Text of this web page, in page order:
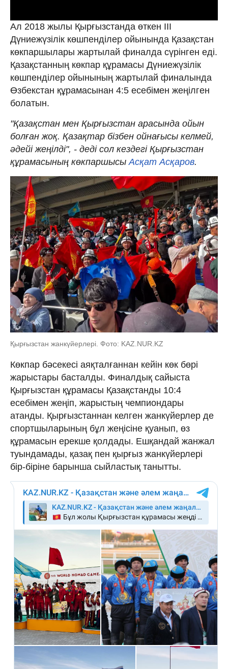
Ал 2018 жылы Қырғызстанда өткен III
Дүниежүзілік көшпенділер ойынында Қазақстан
көкпаршылары жартылай финалда сүрінген еді.
Қазақстанның көкпар құрамасы Дүниежүзілік
көшпенділер ойынының жартылай финалында
Өзбекстан құрамасынан 4:5 есебімен жеңілген
болатын.
"Қазақстан мен Қырғызстан арасында ойын
болған жоқ. Қазақтар бізбен ойнағысы келмей,
әдейі жеңілді", - деді сол кездегі Қырғызстан
құрамасының көкпаршысы Асқат Асқаров.
Қырғызстан жанкүйерлері. Фото: KAZ.NUR.KZ
Көкпар бәсекесі аяқталғаннан кейін көк бөрі
жарыстары басталды. Финалдық сайыста
Қырғызстан құрамасы Қазақстанды 10:4
есебімен жеңіп, жарыстың чемпиондары
атанды. Қырғызстаннан келген жанкүйерлер де
спортшыларының бұл жеңісіне қуанып, өз
құрамасын ерекше қолдады. Ешқандай жанжал
туындамады, қазақ пен қырғыз жанкүйерлері
бір-біріне барынша сыйластық танытты.